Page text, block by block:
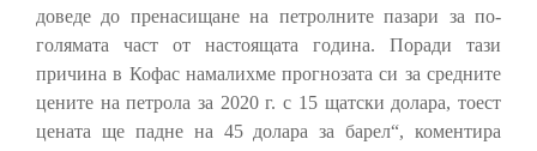
доведе до пренасищане на петролните пазари за по-
голямата част от настоящата година. Поради тази
причина в Кофас намалихме прогнозата си за средните
цените на петрола за 2020 г. с 15 щатски долара, тоест
цената ще падне на 45 долара за барел“, коментира